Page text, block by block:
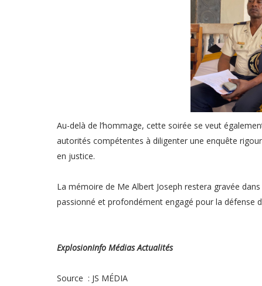
Au-delà de l’hommage, cette soirée se veut
autorités compétentes à diligenter une enquête
en justice.
La mémoire de Me Albert Joseph restera gravée
passionné et profondément engagé pour la défense
ExplosionInfo Médias Actualités
Source : JS MÉDIA